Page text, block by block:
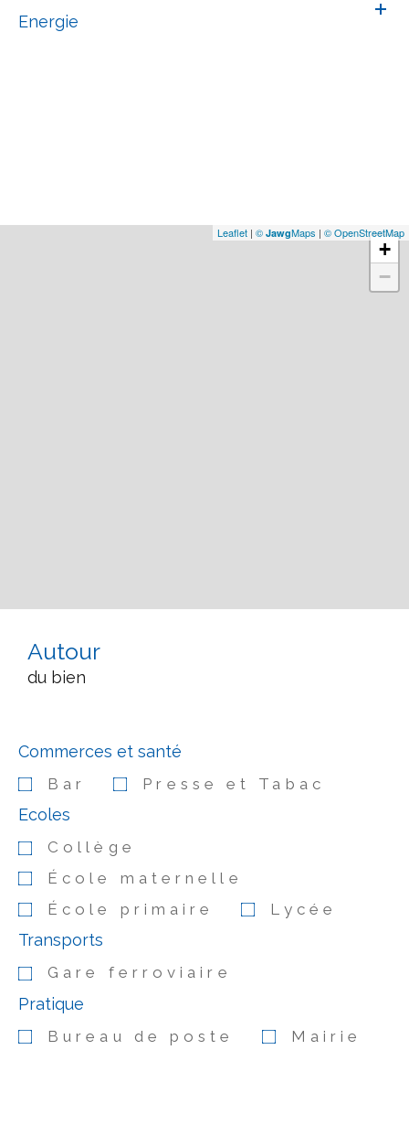
Energie
+
−
Leaflet | © JawgMaps | © OpenStreetMap
Autour
du bien
Commerces et santé
Bar Presse et Tabac
Ecoles
Collège
École maternelle
École primaire
Lycée
Transports
Gare ferroviaire
Pratique
Bureau de poste Mairie